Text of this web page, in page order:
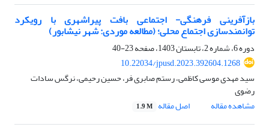
بازآفرینی فرهنگی- اجتماعی بافت پیراشهری با رویکرد
توانمندسازی اجتماع محلی؛ (مطالعه موردی: شهر نیشابور)
دوره 6، شماره 2، تابستان 1403، صفحه
23-40
10.22034/jpusd.2023.392604.1268
سید مهدی موسی کاظمی، رستم صابری فر، حسین رحیمی، نرگس سادات
رضوی
مشاهده مقاله
اصل مقاله 1.9 M